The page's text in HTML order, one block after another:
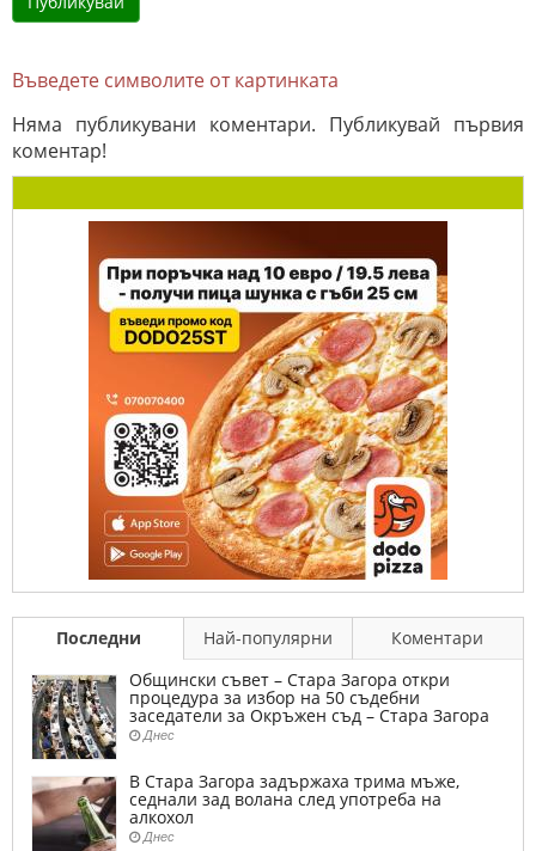
Въведете символите от картинката
Няма публикувани коментари. Публикувай първия
коментар!
Последни Най-популярни
Коментари
Общински съвет – Стара Загора откри
процедура за избор на 50 съдебни
заседатели за Окръжен съд – Стара Загора
Днес
В Стара Загора задържаха трима мъже,
седнали зад волана след употреба на
алкохол
Днес